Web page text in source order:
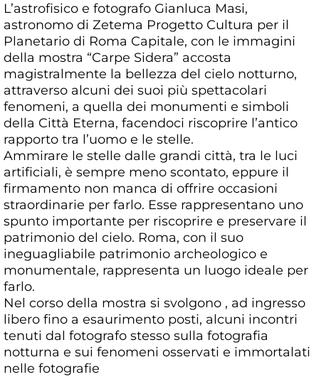
L’astrofisico e fotografo Gianluca Masi,
astronomo di Zetema Progetto Cultura per il
Planetario di Roma Capitale, con le immagini
della mostra “Carpe Sidera” accosta
magistralmente la bellezza del cielo notturno,
attraverso alcuni dei suoi più spettacolari
fenomeni, a quella dei monumenti e simboli
della Città Eterna, facendoci riscoprire l’antico
rapporto tra l’uomo e le stelle.
Ammirare le stelle dalle grandi città, tra le luci
artificiali, è sempre meno scontato, eppure il
firmamento non manca di offrire occasioni
straordinarie per farlo. Esse rappresentano uno
spunto importante per riscoprire e preservare il
patrimonio del cielo. Roma, con il suo
ineguagliabile patrimonio archeologico e
monumentale, rappresenta un luogo ideale per
farlo.
Nel corso della mostra si svolgono , ad ingresso
libero fino a esaurimento posti, alcuni incontri
tenuti dal fotografo stesso sulla fotografia
notturna e sui fenomeni osservati e immortalati
nelle fotografie